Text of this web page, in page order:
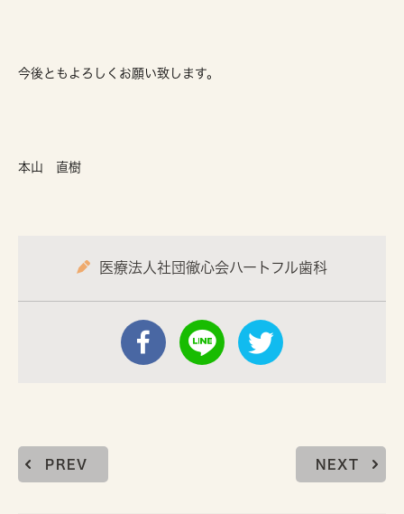
今後ともよろしくお願い致します。
本山 直樹
医療法人社団徹心会ハートフル歯科
PREV NEXT